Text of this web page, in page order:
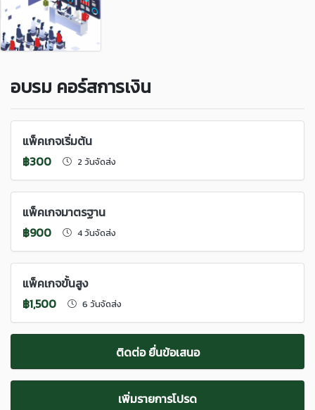
อบรม คอร์สการเงิน
แพ็คเกจเริ่มต้น
฿300
2 วันจัดส่ง
แพ็คเกจมาตรฐาน
฿900
4 วันจัดส่ง
แพ็คเกจขั้นสูง
฿1,500
6 วันจัดส่ง
ติดต่อ ยื่นข้อเสนอ
เพิ่มรายการโปรด